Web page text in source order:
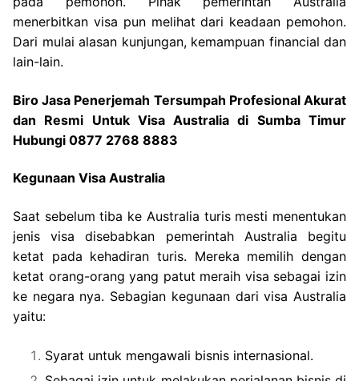
menerbitkan visa pun melihat dari keadaan pemohon.
Dari mulai alasan kunjungan, kemampuan financial dan
lain-lain.
Biro Jasa Penerjemah Tersumpah Profesional Akurat
dan Resmi Untuk Visa Australia di Sumba Timur
Hubungi 0877 2768 8883
Kegunaan Visa Australia
Saat sebelum tiba ke Australia turis mesti menentukan
jenis visa disebabkan pemerintah Australia begitu
ketat pada kehadiran turis. Mereka memilih dengan
ketat orang-orang yang patut meraih visa sebagai izin
ke negara nya. Sebagian kegunaan dari visa Australia
yaitu:
Syarat untuk mengawali bisnis internasional.